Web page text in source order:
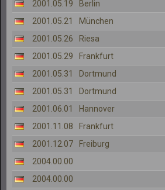
2001.05.19 Berlin
2001.05.21
München
2001.05.26
Riesa
2001.05.29
Frankfurt
2001.05.31
Dortmund
2001.05.31
Dortmund
2001.06.01
Hannover
2001.11.08
Frankfurt
2001.12.07
Freiburg
2004.00.00
2004.00.00